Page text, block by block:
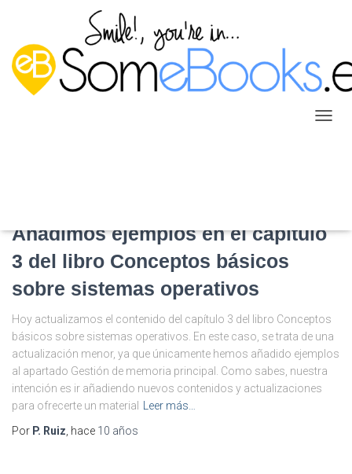
Añadimos ejemplos en el capítulo
3 del libro Conceptos básicos
sobre sistemas operativos
Hoy actualizamos el contenido del capítulo 3 del libro Conceptos
básicos sobre sistemas operativos. En este caso, se trata de una
actualización menor, ya que únicamente hemos añadido ejemplos
al apartado Gestión de memoria principal. Como sabes, nuestra
intención es ir añadiendo nuevos contenidos y actualizaciones
para ofrecerte un material
Leer más…
Por P. Ruiz , hace 10 años